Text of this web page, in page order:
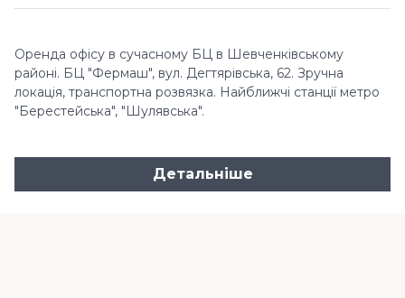
Оренда офісу в сучасному БЦ в Шевченківському
районі. БЦ "Фермаш", вул. Дегтярівська, 62. Зручна
локація, транспортна розвязка. Найближчі станції метро
"Берестейська", "Шулявська".
Детальніше